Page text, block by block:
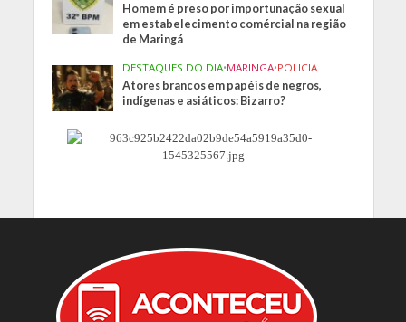
Homem é preso por importunação sexual
em estabelecimento comércial na região
de Maringá
DESTAQUES DO DIA•MARINGA•POLICIA
Atores brancos em papéis de negros,
indígenas e asiáticos: Bizarro?